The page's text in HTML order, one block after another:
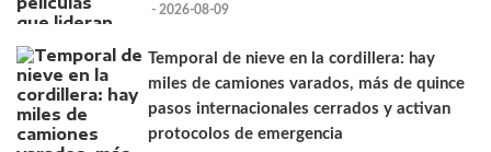
- 2026-08-09
Temporal de nieve en la cordillera: hay
miles de camiones varados, más de quince
pasos internacionales cerrados y activan
protocolos de emergencia